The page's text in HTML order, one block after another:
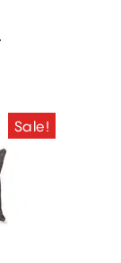
Sale!